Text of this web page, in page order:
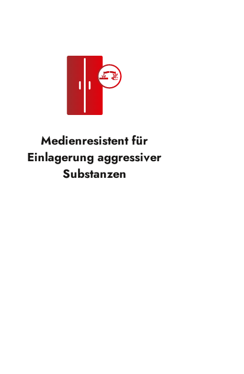
Medienresistent für
Einlagerung aggressiver
Substanzen